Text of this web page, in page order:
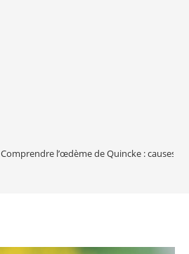
Comprendre l’œdème de Quincke : causes,